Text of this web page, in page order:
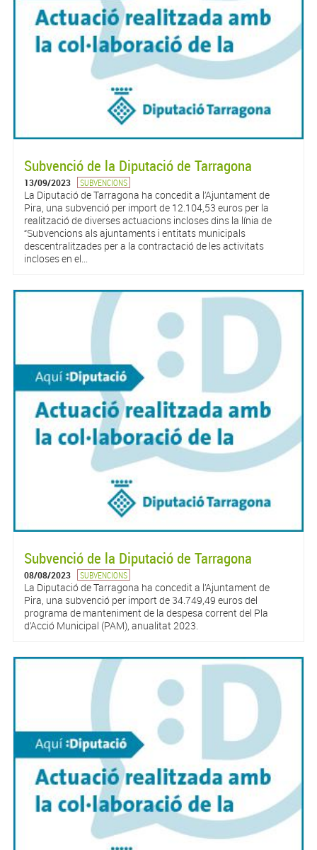
Subvenció de la Diputació de Tarragona
13/09/2023 SUBVENCIONS
La Diputació de Tarragona ha concedit a l’Ajuntament de
Pira, una subvenció per import de 12.104,53 euros per la
realització de diverses actuacions incloses dins la línia de
“Subvencions als ajuntaments i entitats municipals
descentralitzades per a la contractació de les activitats
incloses en el...
Subvenció de la Diputació de Tarragona
08/08/2023 SUBVENCIONS
La Diputació de Tarragona ha concedit a l’Ajuntament de
Pira, una subvenció per import de 34.749,49 euros del
programa de manteniment de la despesa corrent del Pla
d’Acció Municipal (PAM), anualitat 2023.